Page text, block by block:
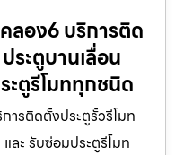
ลอง6 บริการติด
ระตูบานเลื่อน
ะตูรีโมททุกชนิด
ารติดตั้งประตูรั้วรีโมท
ละ รับซ่อมประตูรีโมท